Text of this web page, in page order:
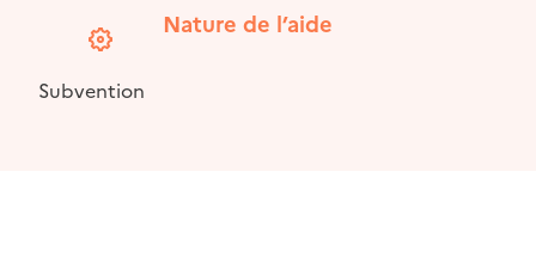
Nature de l’aide
Subvention